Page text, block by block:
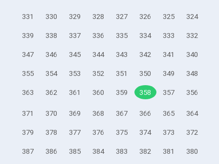
324
325
326
327
328
329
330
331
332
333
334
335
336
337
338
339
340
341
342
343
344
345
346
347
348
349
350
351
352
353
354
355
356
357
358
359
360
361
362
363
364
365
366
367
368
369
370
371
372
373
374
375
376
377
378
379
380
381
382
383
384
385
386
387